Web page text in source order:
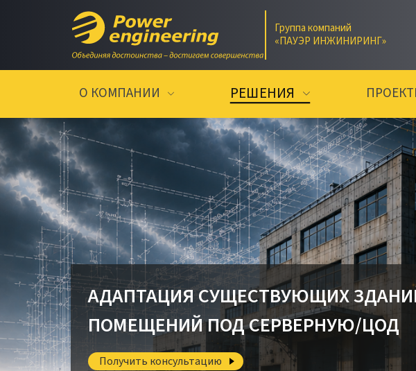
Группа компаний
«ПАУЭР ИНЖИНИРИНГ»
О КОМПАНИИ РЕШЕНИЯ
АДАПТАЦИЯ СУЩЕСТВУЮЩИХ
ПОМЕЩЕНИЙ ПОД СЕРВЕРНУЮ/ЦОД
Получить консультацию